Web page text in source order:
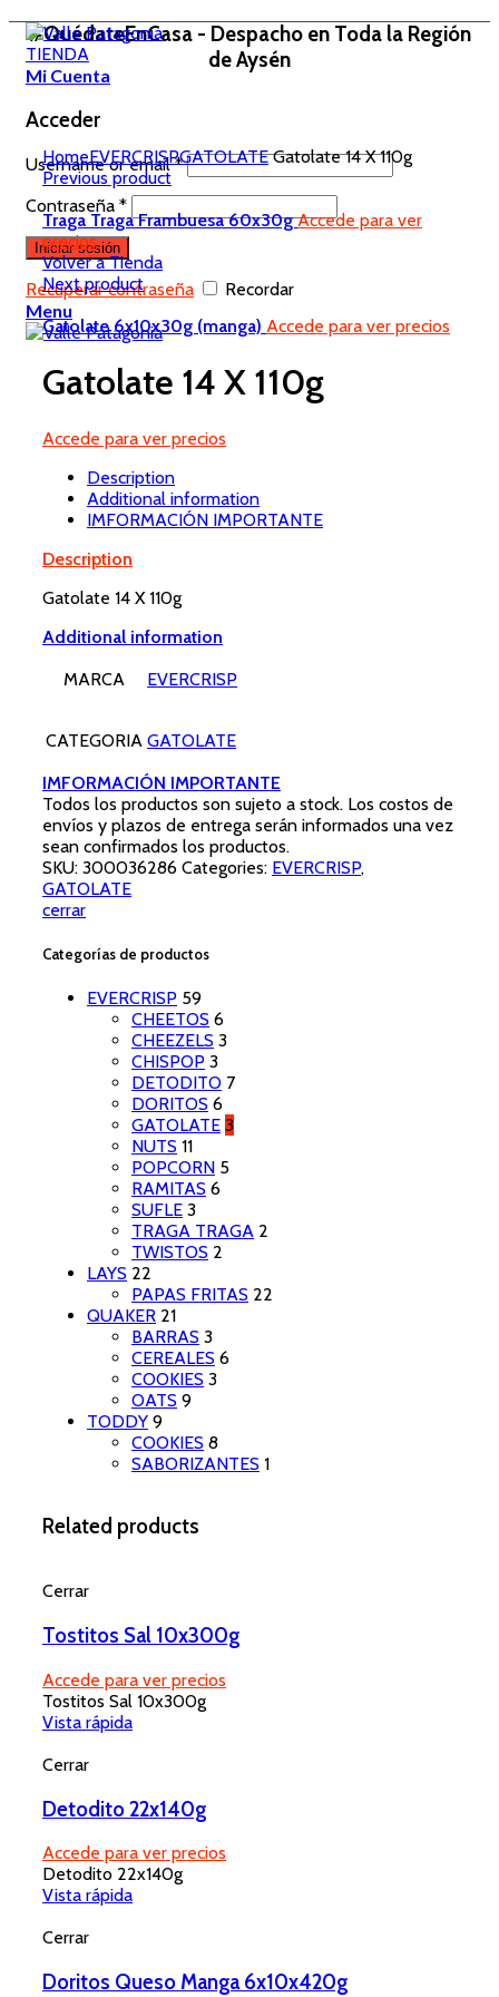
#QuédateEnCasa - Despacho en Toda la Región
de Aysén
TIENDA
Mi Cuenta
Acceder
Username or email*
Contraseña *
Iniciar sesión
Recuperar contraseña
Recordar
Menu
HomeEVERCRISPGATOLATEGatolate 14 X 110g
Previous product
Traga Traga Frambuesa 60x30gAccede para ver
precios
Volver a Tienda
Next product
Gatolate 6x10x30g (manga) Accede para ver precios
Gatolate 14 X 110g
Accede para ver precios
Description
Additional information
IMFORMACIÓN IMPORTANTE
Description
Gatolate 14 X 110g
Additional information
MARCA
EVERCRISP
CATEGORIA GATOLATE
IMFORMACIÓN IMPORTANTE
Todos los productos son sujeto a stock. Los costos de
envíos y plazos de entrega serán informados una vez
sean confirmados los productos.
SKU: 300036286 Categories: EVERCRISP,
GATOLATE
cerrar
Categorías de productos
EVERCRISP 59
CHEETOS 6
CHEEZELS 3
CHISPOP 3
DETODITO 7
DORITOS 6
GATOLATE 3
NUTS 11
POPCORN 5
RAMITAS 6
SUFLE 3
TRAGA TRAGA 2
TWISTOS 2
LAYS 22
PAPAS FRITAS 22
QUAKER 21
BARRAS 3
CEREALES 6
COOKIES 3
OATS 9
TODDY 9
COOKIES 8
SABORIZANTES 1
Related products
Cerrar
Tostitos Sal 10x300g
Accede para ver precios
Tostitos Sal 10x300g
Vista rápida
Cerrar
Detodito 22x140g
Accede para ver precios
Detodito 22x140g
Vista rápida
Cerrar
Doritos Queso Manga 6x10x420g